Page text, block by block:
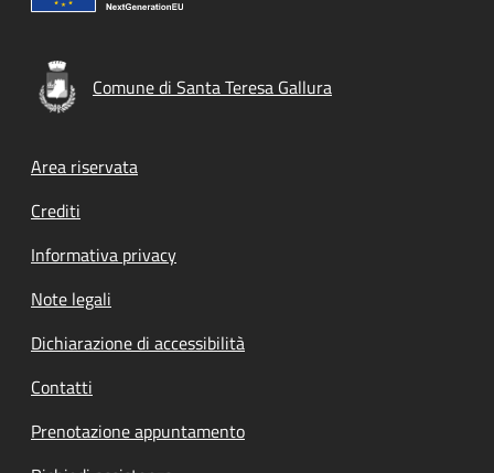
Comune di Santa Teresa Gallura
Footer menu
Area riservata
Crediti
Informativa privacy
Note legali
Dichiarazione di accessibilità
Contatti
Prenotazione appuntamento